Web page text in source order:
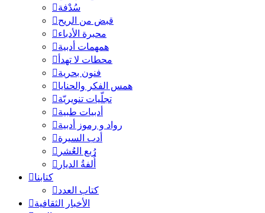
سُدْفة
قبض من الريح
محبرة الأدباء
همهمات أدبية
محطات لا تهدأ
فنون بحرية
همس الفكر والحنايا
تجلّيات تنويريّة
أدبيات طبية
رواد و رموز أدبية
أدب السيرة
رُبع العُشر
أُلفةُ الديار
كتابنا
كتاب العدد
الأخبار الثقافية